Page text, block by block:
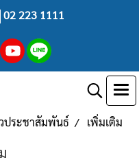
02 223 1111
ประชาสัมพันธ์ เพิ่มเติม